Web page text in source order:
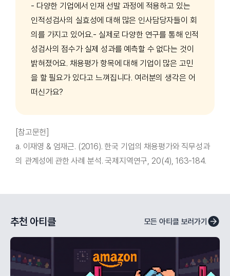
- 다양한 기업에서 인재 선발 과정에 적용하고 있는
인적성검사의 실효성에 대해 많은 인사담당자들이 회
의를 가지고 있어요.- 실제로 다양한 연구를 통해 인적
성검사의 점수가 실제 성과를 예측할 수 없다는 것이
밝혀졌어요. 채용평가 항목에 대해 기업이 많은 고민
을 할 필요가 있다고 느껴집니다. 여러분의 생각은 어
떠신가요?
[참고문헌]
a. 이재영 & 엄재근. (2016). 한국 기업의 채용평가와 직무성과
의 관계성에 관한 사례 분석. 국제지역연구, 20(4), 163-184.
추천 아티클 모든 아티클 보러가기